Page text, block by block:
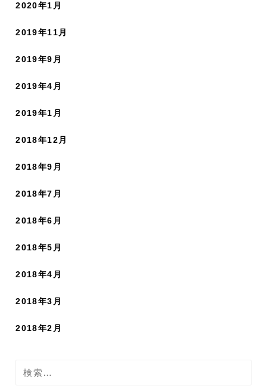
2020年1月
2019年11月
2019年9月
2019年4月
2019年1月
2018年12月
2018年9月
2018年7月
2018年6月
2018年5月
2018年4月
2018年3月
2018年2月
検